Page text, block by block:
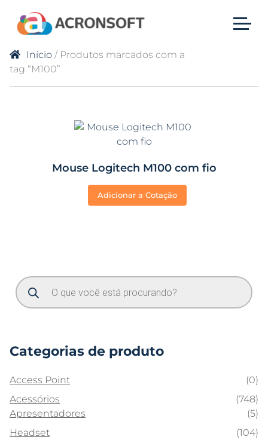
Início / Produtos marcados com a
tag “M100”
Mouse Logitech M100 com fio
Adicionar a Cotação
Categorias de produto
Access Point
(0)
Acessórios
(748)
Apresentadores
(5)
Headset
(104)